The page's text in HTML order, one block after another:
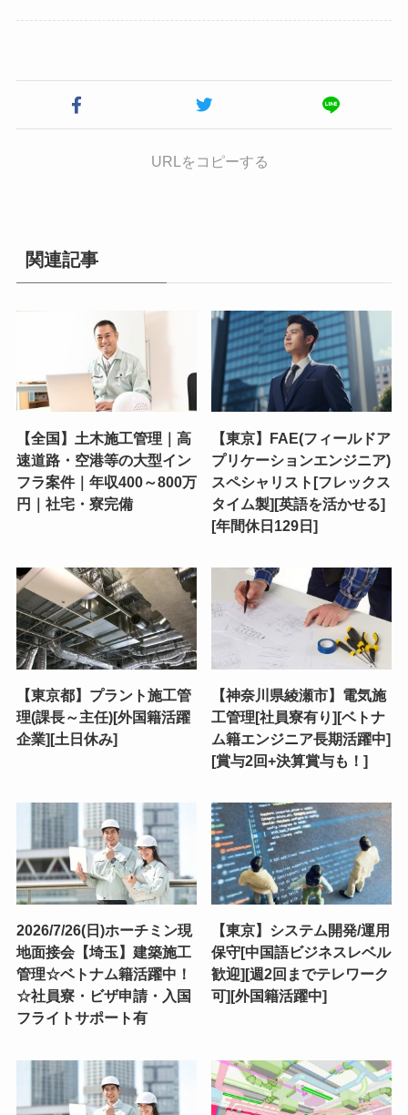
URLをコピーする
関連記事
【全国】土木施工管理｜高
速道路・空港等の大型イン
フラ案件｜年収400～800万
円｜社宅・寮完備
【東京】FAE(フィールドア
プリケーションエンジニア)
スペシャリスト[フレックス
タイム製][英語を活かせる]
[年間休日129日]
【東京都】プラント施工管
理(課長～主任)[外国籍活躍
企業][土日休み]
【神奈川県綾瀬市】電気施
工管理[社員寮有り][ベトナ
ム籍エンジニア長期活躍中]
[賞与2回+決算賞与も！]
2026/7/26(日)ホーチミン現
地面接会【埼玉】建築施工
管理☆ベトナム籍活躍中！
☆社員寮・ビザ申請・入国
フライトサポート有
【東京】システム開発/運用
保守[中国語ビジネスレベル
歓迎][週2回までテレワーク
可][外国籍活躍中]